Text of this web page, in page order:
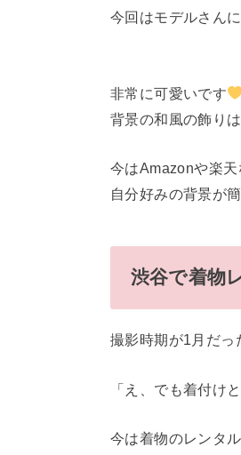
今回はモデルさん
非常に可愛いです
背景の和風の飾り
今はAmazonや楽
自分好みの背景が
渋谷で着物
撮影時期が1月だっ
「え、でも着付け
今は着物のレンタ